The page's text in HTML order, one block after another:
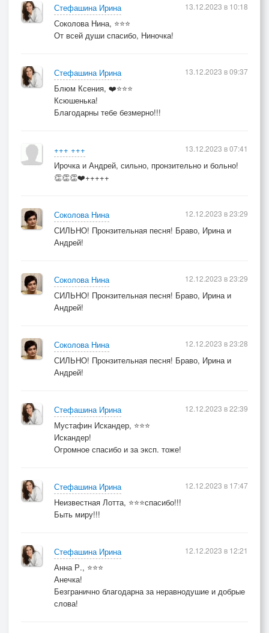
Стефашина Ирина
Соколова Нина, ⭐⭐⭐
От всей души спасибо, Ниночка!
13.12.2023 в 10:18
Стефашина Ирина
Блюм Ксения, ❤️⭐⭐⭐
Ксюшенька!
Благодарны тебе безмерно!!!
13.12.2023 в 09:37
+++ +++
Ирочка и Андрей, сильно, пронзительно и больно!
👏👏👏❤️+++++
13.12.2023 в 07:41
Соколова Нина
СИЛЬНО! Пронзительная песня! Браво, Ирина и
Андрей!
12.12.2023 в 23:29
Соколова Нина
СИЛЬНО! Пронзительная песня! Браво, Ирина и
Андрей!
12.12.2023 в 23:29
Соколова Нина
СИЛЬНО! Пронзительная песня! Браво, Ирина и
Андрей!
12.12.2023 в 23:28
Стефашина Ирина
Мустафин Искандер, ⭐⭐⭐
Искандер!
Огромное спасибо и за эксп. тоже!
12.12.2023 в 22:39
Стефашина Ирина
Неизвестная Лотта, ⭐⭐⭐спасибо!!!
Быть миру!!!
12.12.2023 в 17:47
Стефашина Ирина
Анна Р., ⭐⭐⭐
Анечка!
Безгранично благодарна за неравнодушие и добрые
слова!
12.12.2023 в 12:21